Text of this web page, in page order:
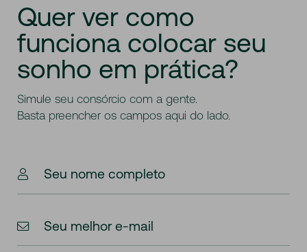
Quer ver como
funciona colocar seu
sonho em prática?
Simule seu consórcio com a gente.
Basta preencher os campos aqui do lado.
Seu nome completo
Seu melhor e-mail